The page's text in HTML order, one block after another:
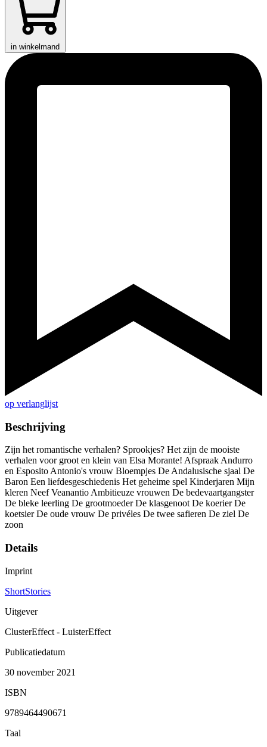
in winkelmand
op verlanglijst
Beschrijving
Zijn het romantische verhalen? Sprookjes? Het zijn de mooiste
verhalen voor groot en klein van Elsa Morante! Afspraak Andurro
en Esposito Antonio's vrouw Bloempjes De Andalusische sjaal De
Baron Een liefdesgeschiedenis Het geheime spel Kinderjaren Mijn
kleren Neef Veanantio Ambitieuze vrouwen De bedevaartgangster
De bleke leerling De grootmoeder De klasgenoot De koerier De
koetsier De oude vrouw De privéles De twee safieren De ziel De
zoon
Details
Imprint
ShortStories
Uitgever
ClusterEffect - LuisterEffect
Publicatiedatum
30 november 2021
ISBN
9789464490671
Taal